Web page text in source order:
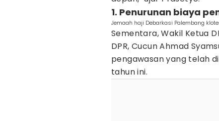
1. Penurunan biaya
Jemaah haji Debarkasi Palembang
Sementara, Wakil Ketua
DPR, Cucun Ahmad
pengawasan yang telah
tahun ini.